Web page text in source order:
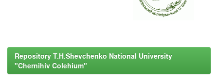
Repository T.H.Shevchenko National University
"Chernihiv Colehium"